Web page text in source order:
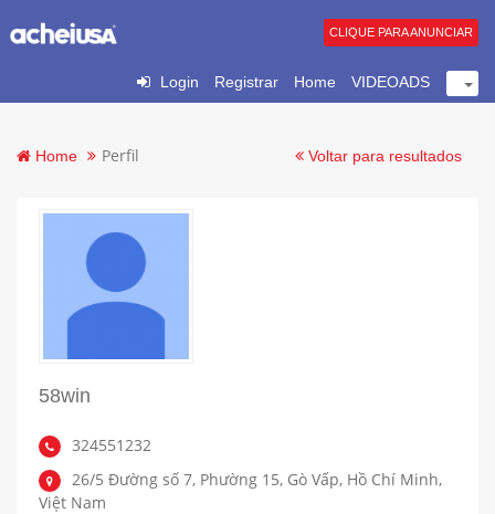
Login Registrar Home VIDEOADS
CLIQUE PARA ANUNCIAR
Home Perfil Voltar para resultados
58win
324551232
26/5 Đường số 7, Phường 15, Gò Vấp, Hồ Chí Minh,
Việt Nam